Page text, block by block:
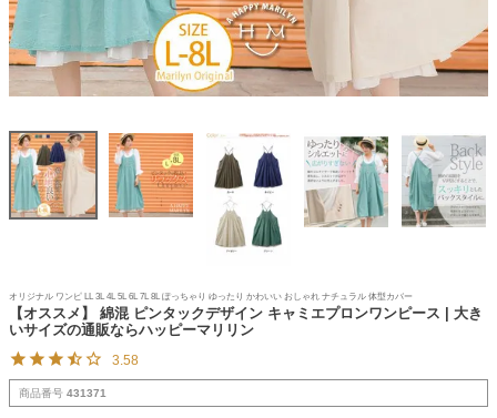
オリジナル ワンピ LL 3L 4L 5L 6L 7L 8L ぽっちゃり ゆったり かわいい おしゃれ ナチュラル 体型カバー
【オススメ】 綿混 ピンタックデザイン キャミエプロンワンピース | 大き
いサイズの通販ならハッピーマリリン
3.58
商品番号 431371